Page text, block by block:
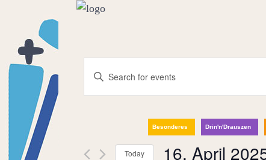
Events
Search
and
Enter
by
Besonderes Drin'n'Drauszen
Today 16. April